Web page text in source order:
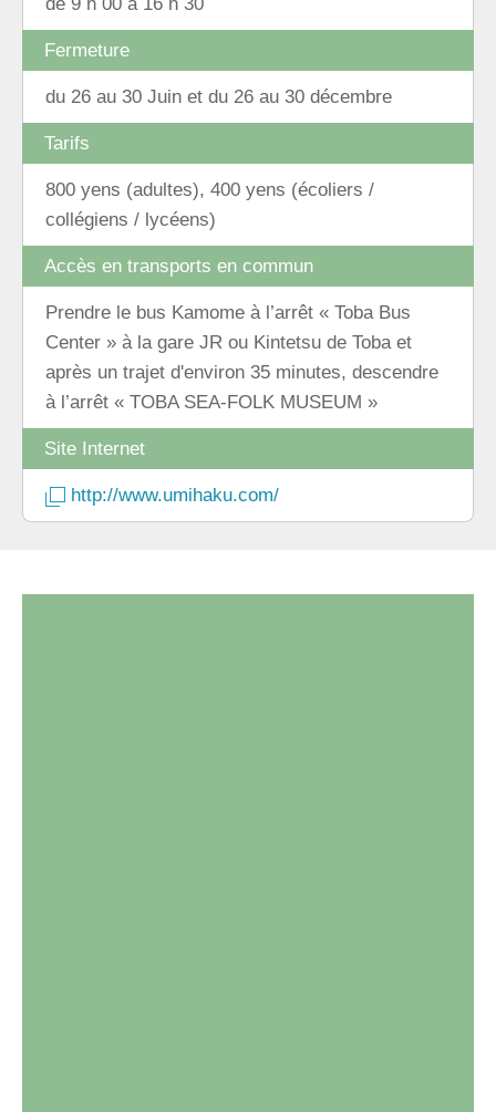
Fermeture
du 26 au 30 Juin et du 26 au 30 décembre
Tarifs
800 yens (adultes), 400 yens (écoliers /
collégiens / lycéens)
Accès en transports en commun
Prendre le bus Kamome à l’arrêt « Toba Bus
Center » à la gare JR ou Kintetsu de Toba et
après un trajet d'environ 35 minutes, descendre
à l’arrêt « TOBA SEA-FOLK MUSEUM »
Site Internet
http://www.umihaku.com/